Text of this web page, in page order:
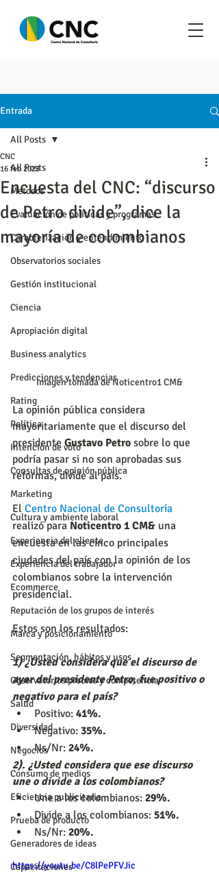
Entrada
All Posts
Metodos
Evaluación de políticas y programas
Caracterización y entendimiento
Observatorios sociales
Gestión institucional
Ciencia
Apropiación digital
Business analytics
Predicciones y tendencias
Rating
Política
Intención de voto
Consultas de opinión pública
Marketing
Cultura y ambiente laboral
Experiencia del cliente
Experiencia del trabajador
Ecommerce
Reputación de los grupos de interés
Marca y posicionamiento
Segmentación, hábitos y usos
Observatorios precios y competencia
Salud
Diversidad
Negocios
Consumo de medios
Eficiencia publicitaria
Prueba de producto
Generadores de ideas
Capacitaciones
All Posts
Encuesta del CNC: “discurso
de Petro divide”, dice la
mayoría de colombianos
CNC
16 feb 2023
Imagen tomada de Noticentro1 CM&
La opinión pública considera
mayoritariamente que el discurso del
presidente Gustavo Petro sobre lo que
podría pasar si no son aprobadas sus
reformas, divide al país.
El Centro Nacional de Consultoría
realizó para Noticentro 1 CM& una
encuesta en las cinco principales
ciudades del país con la opinión de los
colombianos sobre la intervención
presidencial.
Estos son los resultados:
1) ¿Usted considera que el discurso de
ayer del presidente Petro, fue positivo o
negativo para el país?
Positivo: 41%.
Negativo: 35%.
Ns/Nr: 24%.
2). ¿Usted considera que ese discurso
une o divide a los colombianos?
Une a los colombianos: 29%.
Divide a los colombianos: 51%.
Ns/Nr: 20%.
https://youtu.be/C8lPePFVJic